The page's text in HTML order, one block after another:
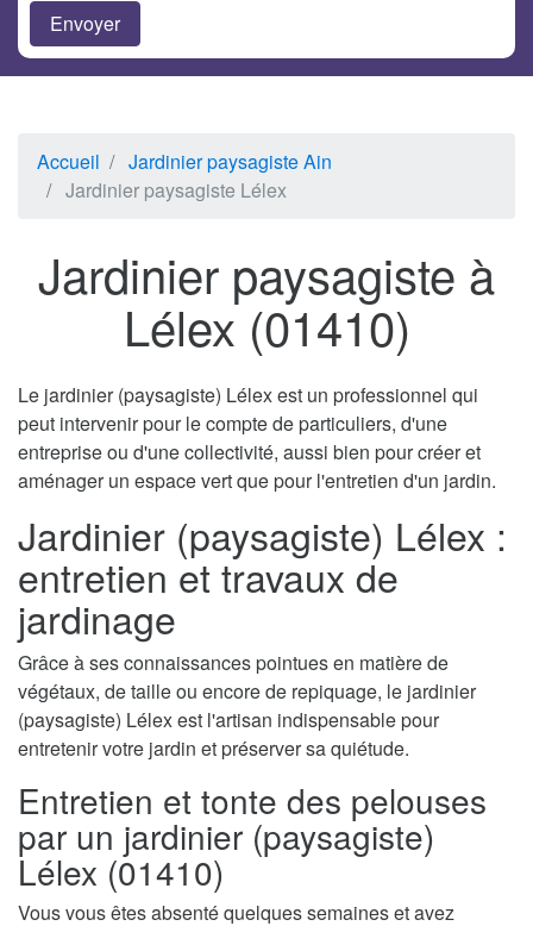
Accueil
Jardinier paysagiste Ain
Jardinier paysagiste Lélex
Jardinier paysagiste à
Lélex (01410)
Le jardinier (paysagiste) Lélex est un professionnel qui
peut intervenir pour le compte de particuliers, d'une
entreprise ou d'une collectivité, aussi bien pour créer et
aménager un espace vert que pour l'entretien d'un jardin.
Jardinier (paysagiste) Lélex :
entretien et travaux de
jardinage
Grâce à ses connaissances pointues en matière de
végétaux, de taille ou encore de repiquage, le jardinier
(paysagiste) Lélex est l'artisan indispensable pour
entretenir votre jardin et préserver sa quiétude.
Entretien et tonte des pelouses
par un jardinier (paysagiste)
Lélex (01410)
Vous vous êtes absenté quelques semaines et avez